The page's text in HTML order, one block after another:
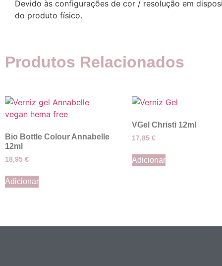
Devido às configurações de cor / resolução em
do produto físico.
Produtos Relacionados
Bio Bottle Colour Annabelle
12ml
18,95 €
Adicionar
VGel Christi 12ml
17,85€
Adicionar